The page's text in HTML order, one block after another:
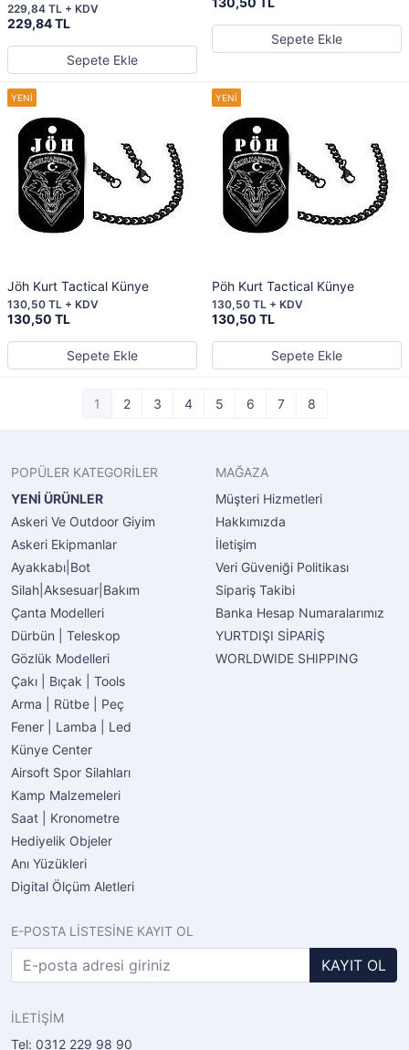
229,84 TL
229,84 TL + KDV
Sepete Ekle
Sepete Ekle
Jöh Kurt Tactical Künye
130,50 TL
130,50 TL + KDV
Sepete Ekle
Pöh Kurt Tactical Künye
130,50 TL
130,50 TL + KDV
Sepete Ekle
1 2 3 4 5 6 7 8
POPÜLER KATEGORİLER
YENİ ÜRÜNLER
Askeri Ve Outdoor Giyim
Askeri Ekipmanlar
Ayakkabı|Bot
Silah|Aksesuar|Bakım
Çanta Modelleri
Dürbün | Teleskop
Gözlük Modelleri
Çakı | Bıçak | Tools
Arma | Rütbe | Peç
Fener | Lamba | Led
Künye Center
Airsoft Spor Silahları
Kamp Malzemeleri
Saat | Kronometre
Hediyelik Objeler
Anı Yüzükleri
Digital Ölçüm Aletleri
MAĞAZA
Müşteri Hizmetleri
Hakkımızda
İletişim
Veri Güveniği Politikası
Sipariş Takibi
Banka Hesap Numaralarımız
YURTDIŞI SİPARİŞ
WORLDWIDE SHIPPING
E-POSTA LİSTESİNE KAYIT OL
KAYIT OL
İLETİŞİM
Tel: 0312 229 98 90